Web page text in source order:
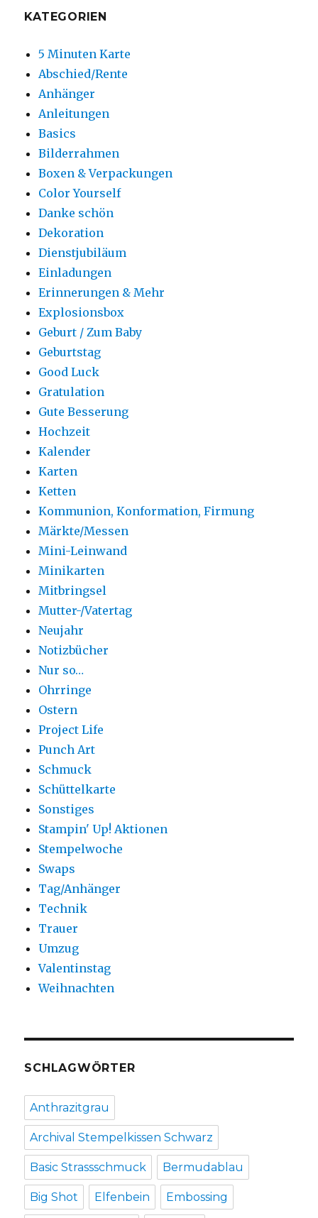
KATEGORIEN
5 Minuten Karte
Abschied/Rente
Anhänger
Anleitungen
Basics
Bilderrahmen
Boxen & Verpackungen
Color Yourself
Danke schön
Dekoration
Dienstjubiläum
Einladungen
Erinnerungen & Mehr
Explosionsbox
Geburt / Zum Baby
Geburtstag
Good Luck
Gratulation
Gute Besserung
Hochzeit
Kalender
Karten
Ketten
Kommunion, Konformation, Firmung
Märkte/Messen
Mini-Leinwand
Minikarten
Mitbringsel
Mutter-/Vatertag
Neujahr
Notizbücher
Nur so…
Ohrringe
Ostern
Project Life
Punch Art
Schmuck
Schüttelkarte
Sonstiges
Stampin' Up! Aktionen
Stempelwoche
Swaps
Tag/Anhänger
Technik
Trauer
Umzug
Valentinstag
Weihnachten
SCHLAGWÖRTER
Anthrazitgrau
Archival Stempelkissen Schwarz
Basic Strassschmuck Bermudablau
Big Shot Elfenbein Embossing